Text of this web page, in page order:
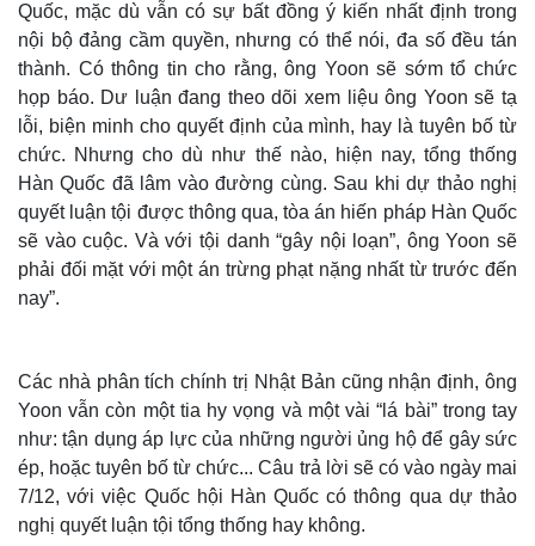
Thế giới
Hồ sơ
E-Magazine
Infographic
Quốc, mặc dù vẫn có sự bất đồng ý kiến nhất định trong
nội bộ đảng cầm quyền, nhưng có thể nói, đa số đều tán
thành. Có thông tin cho rằng, ông Yoon sẽ sớm tổ chức
họp báo. Dư luận đang theo dõi xem liệu ông Yoon sẽ tạ
lỗi, biện minh cho quyết định của mình, hay là tuyên bố từ
chức. Nhưng cho dù như thế nào, hiện nay, tổng thống
Hàn Quốc đã lâm vào đường cùng. Sau khi dự thảo nghị
quyết luận tội được thông qua, tòa án hiến pháp Hàn Quốc
sẽ vào cuộc. Và với tội danh “gây nội loạn”, ông Yoon sẽ
phải đối mặt với một án trừng phạt nặng nhất từ trước đến
nay”.
Các nhà phân tích chính trị Nhật Bản cũng nhận định, ông
Yoon vẫn còn một tia hy vọng và một vài “lá bài” trong tay
như: tận dụng áp lực của những người ủng hộ để gây sức
ép, hoặc tuyên bố từ chức... Câu trả lời sẽ có vào ngày mai
7/12, với việc Quốc hội Hàn Quốc có thông qua dự thảo
nghị quyết luận tội tổng thống hay không.